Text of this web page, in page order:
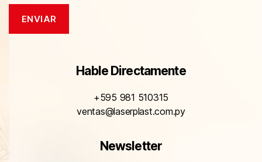
Hable Directamente
+595 981 510315
ventas@laserplast.com.py
Newsletter